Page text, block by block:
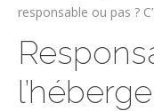
responsable ou pas ?